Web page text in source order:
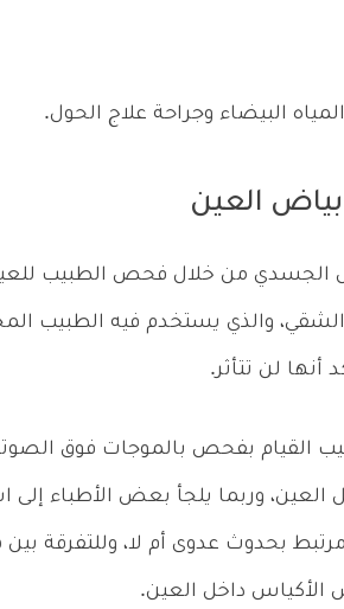
البيضاء وجراحة علاج الحول.
العين
من خلال فحص الطبيب
والذي يستخدم فيه الطبيب
لن تتأثر.
القيام بفحص بالموجات فوق
وربما يلجأ بعض الأطباء إلى
بحدوث عدوى أم لا، وللتفرقة بين
داخل العين.